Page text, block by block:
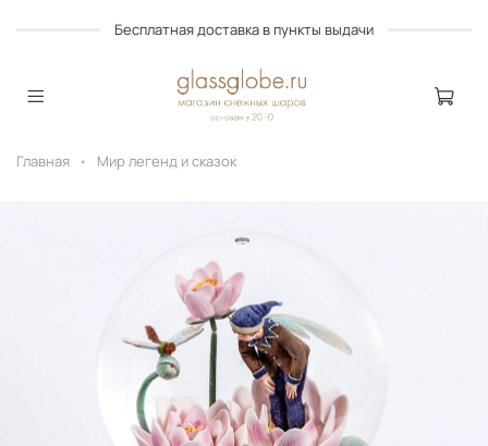
Бесплатная доставка в пункты выдачи
Главная Мир легенд и сказок